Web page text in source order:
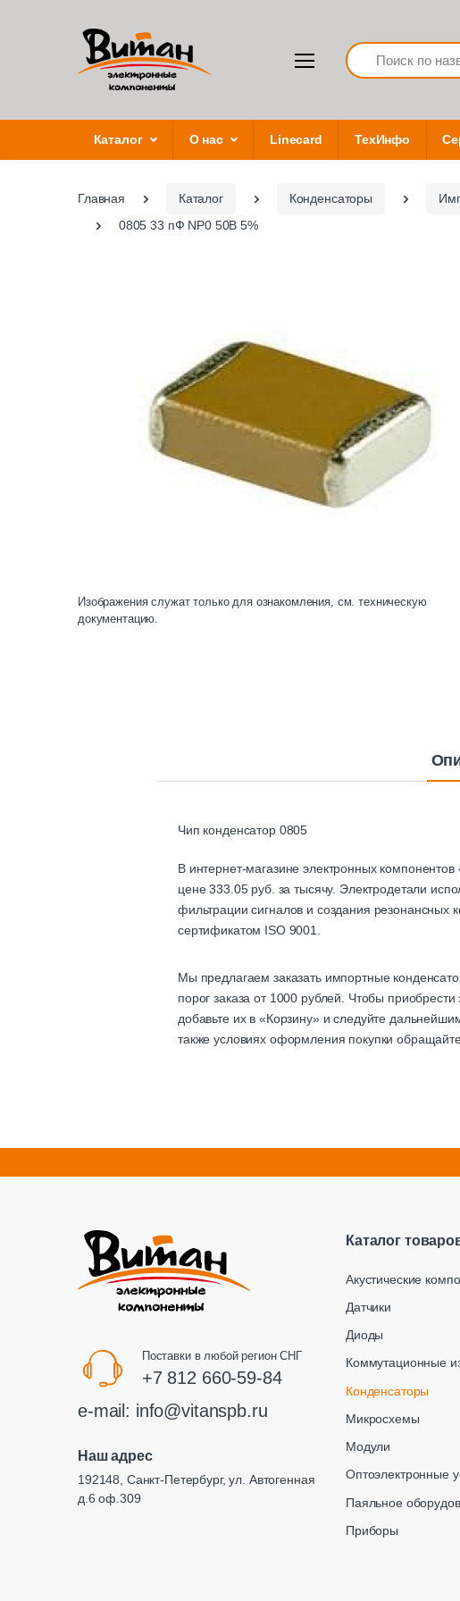
Search
Каталог О нас Linecard ТехИнфо
Главная Каталог Конденсаторы
0805 33 пФ NP0 50В 5%
Изображения служат только для ознакомления, см. техническую
документацию.
Чип конденсатор 0805
В интернет-магазине электронных
цене 333.05 руб. за тысячу. Электродетали
фильтрации сигналов и создания резонансных
сертификатом ISO 9001.
Мы предлагаем заказать импортные
порог заказа от 1000 рублей. Чтобы
добавьте их в «Корзину» и следуйте
также условиях оформления покупки
Поставки в любой регион СНГ
+7 812 660-59-84
e-mail: info@vitanspb.ru
Наш адрес
192148, Санкт-Петербург, ул. Автогенная
д.6 оф.309
Каталог
Акустические
Датчики
Диоды
Коммутационные
Конденсаторы
Микросхемы
Модули
Оптоэлектронные
Паяльное
Приборы